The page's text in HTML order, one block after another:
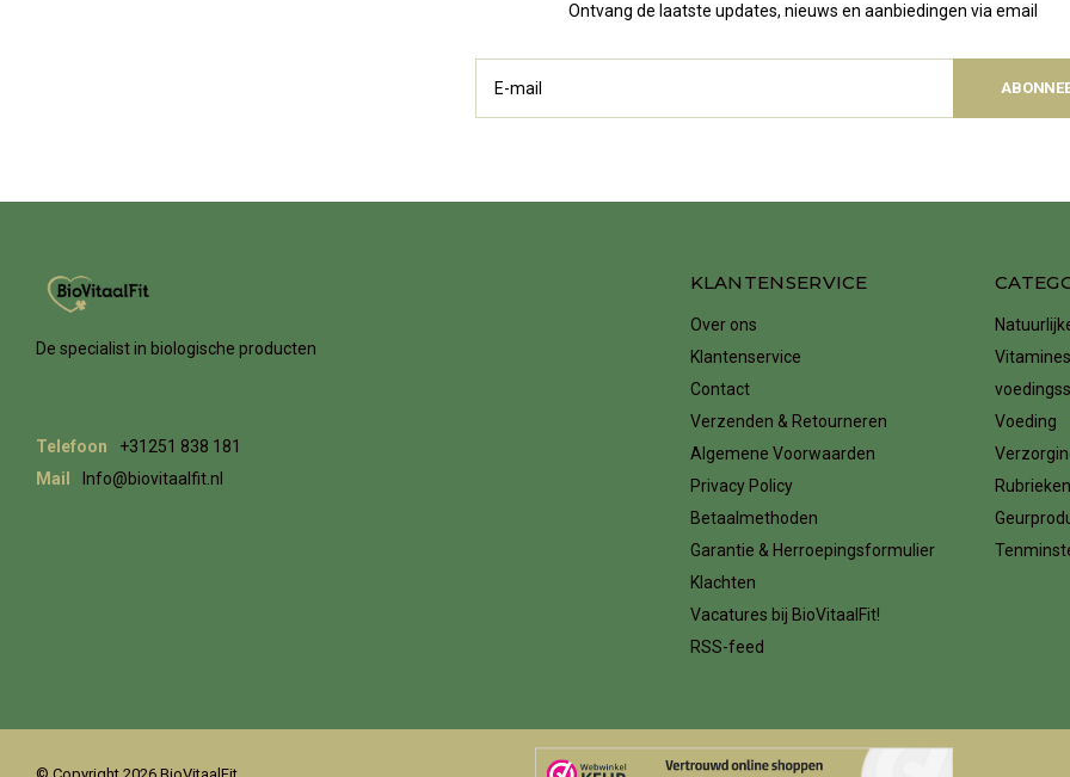
Ontvang de laatste updates, nieuws en aanbiedingen via email
De specialist in biologische producten
Telefoon
+31251 838 181
Mail
Info@biovitaalfit.nl
KLANTENSERVICE
Over ons
Klantenservice
Contact
Verzenden & Retourneren
Algemene Voorwaarden
Privacy Policy
Betaalmethoden
Garantie & Herroepingsformulier
Klachten
Vacatures bij BioVitaalFit!
RSS-feed
Voeding
Rubrieken